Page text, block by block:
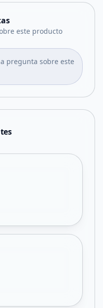
este producto
pregunta sobre este